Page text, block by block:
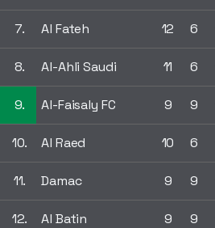
7. Al Fateh 12 6
8. Al-Ahli Saudi 11 6
9. Al-Faisaly FC 9 9
10. Al Raed 10 6
11. Damac 9 9
12. Al Batin 9 9